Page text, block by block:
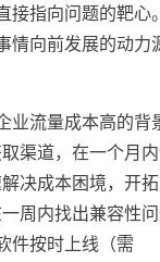
接指向问题的靶心
情向前发展的动力
业流量成本高的背
渠道，在一个月
决成本困境，开
周内找出兼容性
件按时上线（需